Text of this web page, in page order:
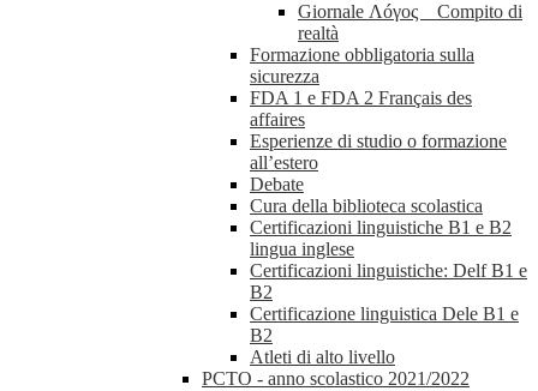
Giornale Λóγος _ Compito di
realtà
Formazione obbligatoria sulla
sicurezza
FDA 1 e FDA 2 Français des
affaires
Esperienze di studio o formazione
all’estero
Debate
Cura della biblioteca scolastica
Certificazioni linguistiche B1 e B2
lingua inglese
Certificazioni linguistiche: Delf B1 e
B2
Certificazione linguistica Dele B1 e
B2
Atleti di alto livello
PCTO - anno scolastico 2021/2022